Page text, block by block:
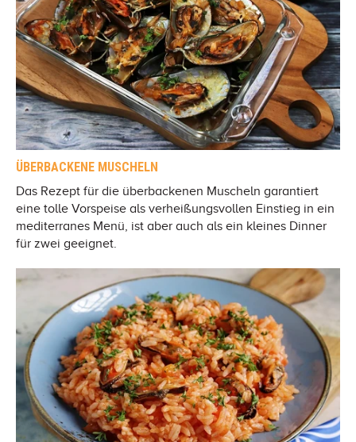
ÜBERBACKENE MUSCHELN
Das Rezept für die überbackenen Muscheln garantiert
eine tolle Vorspeise als verheißungsvollen Einstieg in ein
mediterranes Menü, ist aber auch als ein kleines Dinner
für zwei geeignet.